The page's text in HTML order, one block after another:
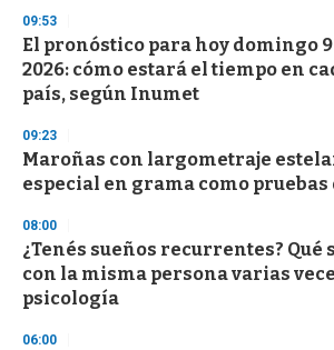
d
s
09:53
El pronóstico para hoy domingo 9
2026: cómo estará el tiempo en
país, según Inumet
09:23
Maroñas con largometraje
especial en grama como
08:00
¿Tenés sueños recurrentes?
con la misma persona varias
psicología
06:00